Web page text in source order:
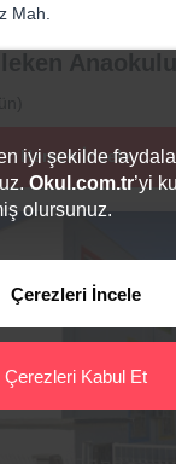
Mah.
Hemen İncele
iyi şekilde
Okul.com.tr’yi
olursunuz.
Çerezleri İncele
Çerezleri Kabul Et